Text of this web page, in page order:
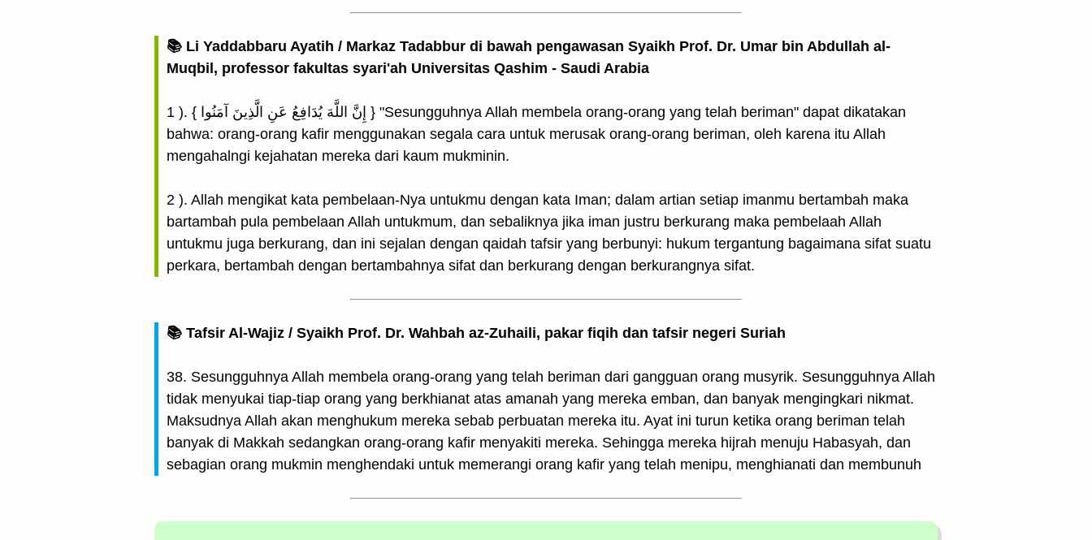
📚 Li Yaddabbaru Ayatih / Markaz Tadabbur di bawah pengawasan Syaikh Prof. Dr. Umar bin Abdullah al-
Muqbil, professor fakultas syari'ah Universitas Qashim - Saudi Arabia
1 ). { إِنَّ اللَّهَ يُدَافِعُ عَنِ الَّذِينَ آمَنُوا } "Sesungguhnya Allah membela orang-orang yang telah beriman" dapat dikatakan
bahwa: orang-orang kafir menggunakan segala cara untuk merusak orang-orang beriman, oleh karena itu Allah
mengahalngi kejahatan mereka dari kaum mukminin.
2 ). Allah mengikat kata pembelaan-Nya untukmu dengan kata Iman; dalam artian setiap imanmu bertambah maka
bartambah pula pembelaan Allah untukmum, dan sebaliknya jika iman justru berkurang maka pembelaah Allah
untukmu juga berkurang, dan ini sejalan dengan qaidah tafsir yang berbunyi: hukum tergantung bagaimana sifat suatu
perkara, bertambah dengan bertambahnya sifat dan berkurang dengan berkurangnya sifat.
📚 Tafsir Al-Wajiz / Syaikh Prof. Dr. Wahbah az-Zuhaili, pakar fiqih dan tafsir negeri Suriah
38. Sesungguhnya Allah membela orang-orang yang telah beriman dari gangguan orang musyrik. Sesungguhnya Allah
tidak menyukai tiap-tiap orang yang berkhianat atas amanah yang mereka emban, dan banyak mengingkari nikmat.
Maksudnya Allah akan menghukum mereka sebab perbuatan mereka itu. Ayat ini turun ketika orang beriman telah
banyak di Makkah sedangkan orang-orang kafir menyakiti mereka. Sehingga mereka hijrah menuju Habasyah, dan
sebagian orang mukmin menghendaki untuk memerangi orang kafir yang telah menipu, menghianati dan membunuh